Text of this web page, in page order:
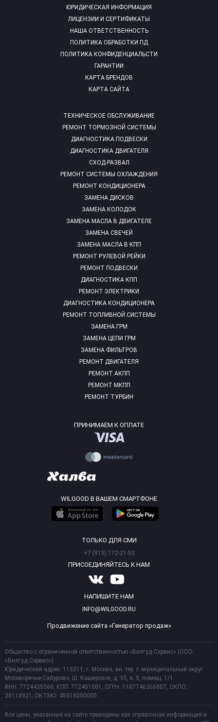
ТЕХНИЧЕСКОЕ ОБСЛУЖИВАНИЕ
РЕМОНТ ТОРМОЗНОЙ СИСТЕМЫ
ДИАГНОСТИКА ПОДВЕСКИ
ДИАГНОСТИКА ДВИГАТЕЛЯ
СХОД-РАЗВАЛ
РЕМОНТ СИСТЕМЫ ОХЛАЖДЕНИЯ
РЕМОНТ КОНДИЦИОНЕРА
ЗАМЕНА ДИСКОВ
ЗАМЕНА КОЛОДОК
ЗАМЕНА МАСЛА В ДВИГАТЕЛЕ
ЗАМЕНА СВЕЧЕЙ
ЗАМЕНА МАСЛА В КПП
РЕМОНТ РУЛЕВОЙ РЕЙКИ
РЕМОНТ ПОДВЕСКИ
ДИАГНОСТИКА КПП
РЕМОНТ ЭЛЕКТРИКИ
ДИАГНОСТИКА КОНДИЦИОНЕРА
РЕМОНТ ТОПЛИВНОЙ СИСТЕМЫ
ЗАМЕНА ГРМ
ЗАМЕНА ЦЕПИ ГРМ
ЗАМЕНА ФИЛЬТРОВ
РЕМОНТ ДВИГАТЕЛЯ
РЕМОНТ АКПП
РЕМОНТ МКПП
РЕМОНТ ТУРБИН
ЮРИДИЧЕСКАЯ ИНФОРМАЦИЯ
ЛИЦЕНЗИИ И СЕРТИФИКАТЫ
НАША ОТВЕТСТВЕННОСТЬ
ПОЛИТИКА ОБРАБОТКИ ПД
ПОЛИТИКА КОНФИДЕНЦИАЛЬСТИ
ГАРАНТИИ
КАРТА БРЕНДОВ
КАРТА САЙТА
ПРИНИМАЕМ К ОПЛАТЕ
WILGOOD В ВАШЕМ СМАРТФОНЕ
ТОЛЬКО ДЛЯ СМИ
+7 (915) 172-21-53
ПРИСОЕДИНЯЙТЕСЬ К НАМ
НАПИШИТЕ НАМ
INFO@WILGOOD.RU
Продвижение сайта «Генератор продаж»
Общество с ограниченной ответственностью «Вилгуд Сервис» (ООО
«Вилгуд Сервис»)
Юридический адрес: 115211, г. Москва, вн. тер. г. муниципальный округ
Москворечье-Сабурово, Ш. Каширское, д. 55, к. 5, помещ. 1/1.
ИНН: 7724435560, КПП: 772401001, ОГРН: 1187746366807, ОКПО:
28118921; ОКТМО: 45918000000
Все цены, указанные на сайте приведены как справочная информация и